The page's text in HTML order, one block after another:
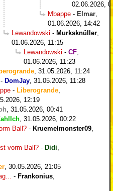
02.06.2026,
Mbappe - Elmar,
01.06.2026, 14:42
Lewandowski - Murksknüller,
01.06.2026, 11:15
Lewandowski - CF,
01.06.2026, 11:23
, 31.05.2026, 11:24
- DomJay, 31.05.2026, 11:28
- Liberogrande,
12:19
, 31.05.2026, 00:41
, 31.05.2026, 00:22
Ball? - Kruemelmonster09,
vorm Ball? - Didi,
, 30.05.2026, 21:05
- Frankonius,